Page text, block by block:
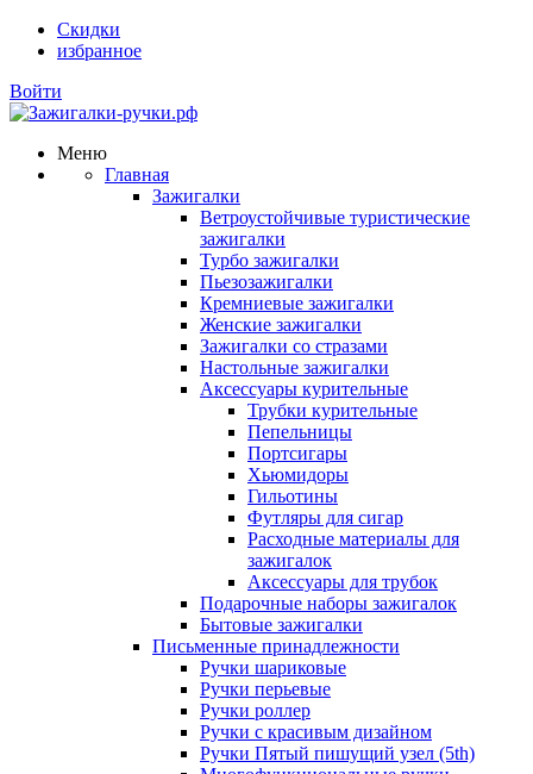
Скидки
избранное
Войти
Меню
Главная
Зажигалки
Ветроустойчивые туристические
зажигалки
Турбо зажигалки
Пьезозажигалки
Кремниевые зажигалки
Женские зажигалки
Зажигалки со стразами
Настольные зажигалки
Аксессуары курительные
Трубки курительные
Пепельницы
Портсигары
Хьюмидоры
Гильотины
Футляры для сигар
Расходные материалы для
зажигалок
Аксессуары для трубок
Подарочные наборы зажигалок
Бытовые зажигалки
Письменные принадлежности
Ручки шариковые
Ручки перьевые
Ручки роллер
Ручки с красивым дизайном
Ручки Пятый пишущий узел (5th)